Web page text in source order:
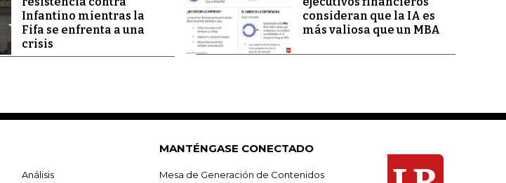
Infantino mientras la
Fifa se enfrenta a una
crisis
consideran que la IA es
más valiosa que un MBA
Análisis
MANTÉNGASE CONECTADO
Mesa de Generación de Contenidos